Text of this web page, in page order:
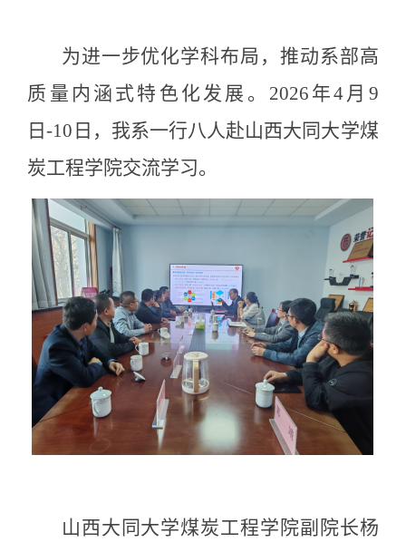
为进一步优化学科布局，推动系部高
质量内涵式特色化发展。2026年4月9
日-10日，我系一行八人赴山西大同大学煤
炭工程学院交流学习。
山西大同大学煤炭工程学院副院长杨